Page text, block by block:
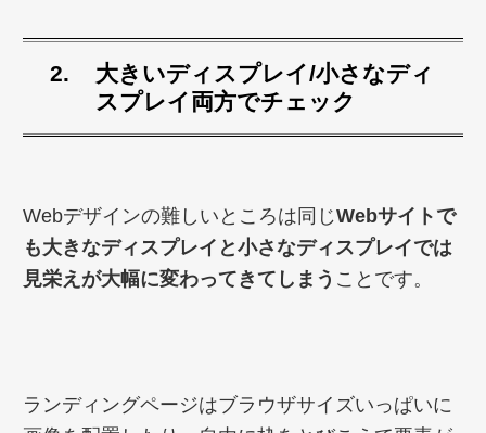
大きいディスプレイ/小さなディ
スプレイ両方でチェック
Webデザインの難しいところは同じWebサイトで
も大きなディスプレイと小さなディスプレイでは
見栄えが大幅に変わってきてしまう ことです。
ランディングページはブラウザサイズいっぱいに